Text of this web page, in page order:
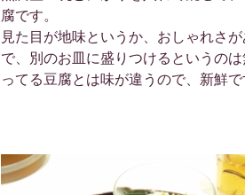
腐です。
見た目が地味というか、おしゃれさ
で、別のお皿に盛りつけるというの
ってる豆腐とは味が違うので、新鮮で